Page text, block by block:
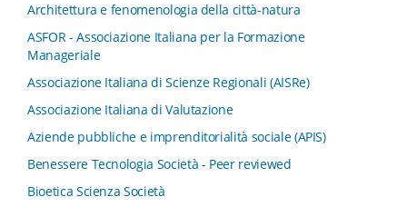
Architettura e fenomenologia della città-natura
ASFOR - Associazione Italiana per la Formazione
Manageriale
Associazione Italiana di Scienze Regionali (AISRe)
Associazione Italiana di Valutazione
Aziende pubbliche e imprenditorialità sociale (APIS)
Benessere Tecnologia Società - Peer reviewed
Bioetica Scienza Società